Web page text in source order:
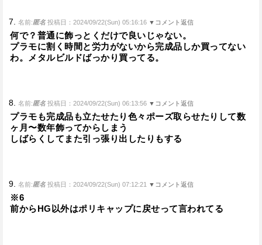
7. 名前:匿名 投稿日：2024/09/22(Sun) 05:16:16 ▼コメント返信
何で？普通に飾っとくだけで良いじゃない。
プラモに割く時間と労力がないから完成品しか買ってない
わ。メタルビルドばっかり買ってる。
8. 名前:匿名 投稿日：2024/09/22(Sun) 06:13:56 ▼コメント返信
プラモも完成品も立たせたり色々ポーズ取らせたりして数
ヶ月〜数年飾ってからしまう
しばらくしてまた引っ張り出したりもする
9. 名前:匿名 投稿日：2024/09/22(Sun) 07:12:21 ▼コメント返信
※6
前からHG以外はポリキャップに戻せって言われてる